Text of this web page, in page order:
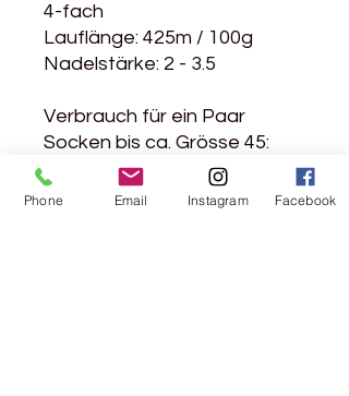
4-fach
Lauflänge: 425m / 100g
Nadelstärke: 2 - 3.5
Verbrauch für ein Paar
Socken bis ca. Grösse 45:
Phone Email Instagram Facebook